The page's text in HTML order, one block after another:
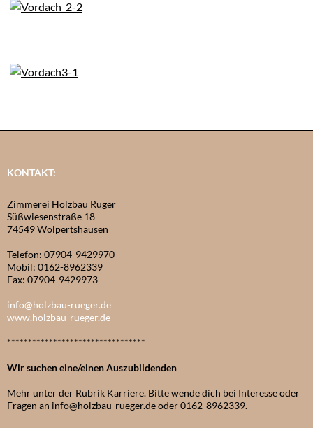
KONTAKT:
Zimmerei Holzbau Rüger
Süßwiesenstraße 18
74549 Wolpertshausen
Telefon: 07904-9429970
Mobil: 0162-8962339
Fax: 07904-9429973
info@holzbau-rueger.de
www.holzbau-rueger.de
*********************************
Wir suchen eine/einen Auszubildenden
Mehr unter der Rubrik Karriere. Bitte wende dich bei Interesse oder
Fragen an info@holzbau-rueger.de oder 0162-8962339.